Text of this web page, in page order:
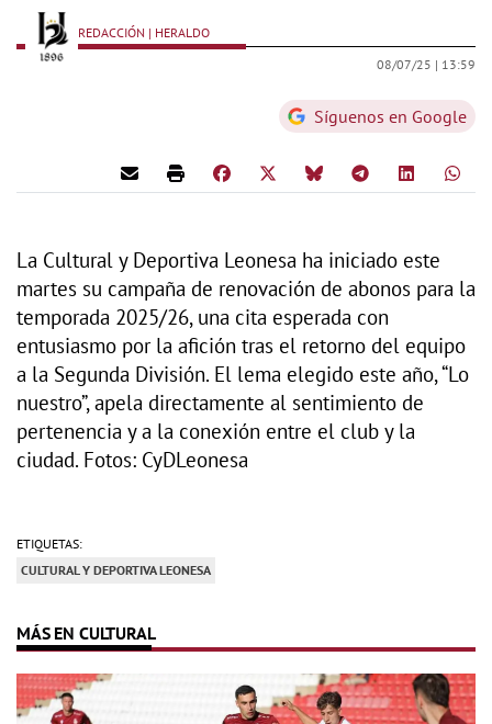
REDACCIÓN | HERALDO
08/07/25 | 13:59
Síguenos en Google
La Cultural y Deportiva Leonesa ha iniciado este
martes su campaña de renovación de abonos para la
temporada 2025/26, una cita esperada con
entusiasmo por la afición tras el retorno del equipo
a la Segunda División. El lema elegido este año, “Lo
nuestro”, apela directamente al sentimiento de
pertenencia y a la conexión entre el club y la
ciudad. Fotos: CyDLeonesa
ETIQUETAS:
CULTURAL Y DEPORTIVA LEONESA
MÁS EN CULTURAL